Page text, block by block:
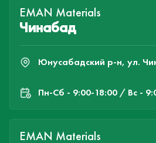
EMAN Materials
Чинабад
Юнусабадский р-н, ул.
Пн-Cб - 9:00-18:00 / Вс -
EMAN Materials